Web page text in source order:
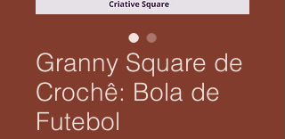
Granny Square de
Crochê: Bola de
Futebol